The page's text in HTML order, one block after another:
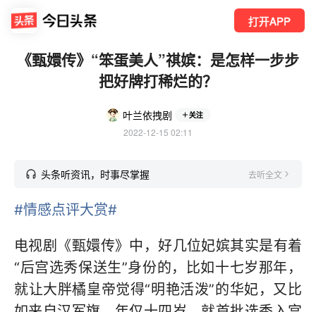
打开APP
《甄嬛传》“笨蛋美人”祺嫔：是怎样一步步
把好牌打稀烂的？
叶兰依拽剧 关注
2022-12-15 02:11
头条听资讯，时事尽掌握 去听全文
#情感点评大赏#
电视剧《甄嬛传》中，好几位妃嫔其实是有着
“后宫选秀保送生”身份的，比如十七岁那年，
就让大胖橘皇帝觉得“明艳活泼”的华妃，又比